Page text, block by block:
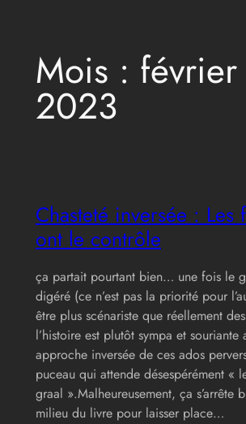
contenuMois : février
2023
Chasteté inversée : Les
ont le contrôle
ça partait pourtant bien… une fois le
digéré (ce n’est pas la priorité pour
être plus scénariste que réellement
l’histoire est plutôt sympa et souriante
approche inversée de ces ados
puceau qui attende désespérément «
graal ».Malheureusement, ça s’arrête
milieu du livre pour laisser place…